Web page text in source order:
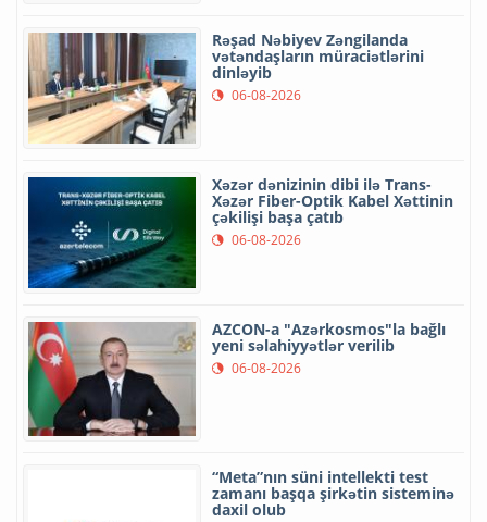
Rəşad Nəbiyev Zəngilanda
vətəndaşların müraciətlərini
dinləyib
06-08-2026
Xəzər dənizinin dibi ilə Trans-
Xəzər Fiber-Optik Kabel Xəttinin
çəkilişi başa çatıb
06-08-2026
AZCON-a "Azərkosmos"la bağlı
yeni səlahiyyətlər verilib
06-08-2026
“Meta”nın süni intellekti test
zamanı başqa şirkətin sisteminə
daxil olub